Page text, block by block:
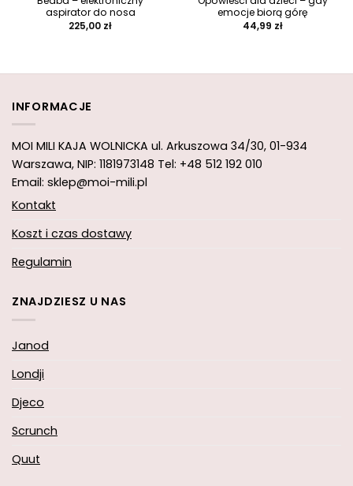
aspirator do nosa
225,00 zł
emocje biorą górę
44,99 zł
INFORMACJE
MOI MILI KAJA WOLNICKA ul. Arkuszowa 34/30, 01-934
Warszawa, NIP: 1181973148 Tel: +48 512 192 010
Email: sklep@moi-mili.pl
Kontakt
Koszt i czas dostawy
Regulamin
ZNAJDZIESZ U NAS
Janod
Londji
Djeco
Scrunch
Quut